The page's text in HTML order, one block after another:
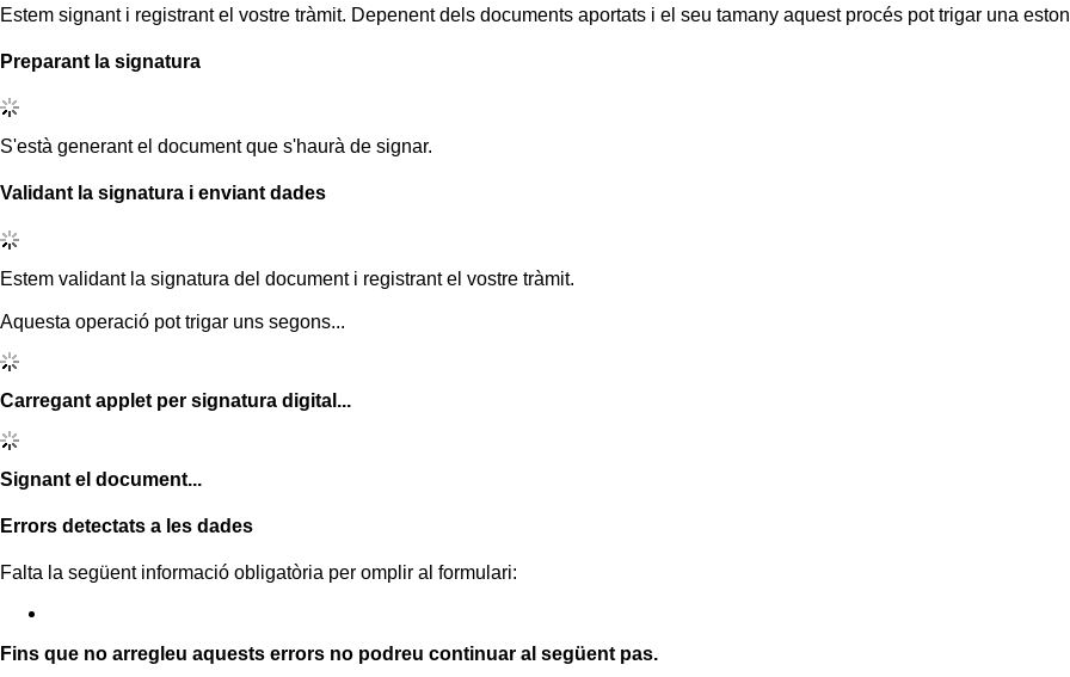
Estem signant i registrant el vostre tràmit. Depenent dels documents aportats i el seu tamany aquest procés pot trigar una
Preparant la signatura
S'està generant el document que s'haurà de signar.
Validant la signatura i enviant dades
Estem validant la signatura del document i registrant el vostre tràmit.
Aquesta operació pot trigar uns segons...
Carregant applet per signatura digital...
Signant el document...
Errors detectats a les dades
Falta la següent informació obligatòria per omplir al formulari:
Fins que no arregleu aquests errors no podreu continuar al següent pas.